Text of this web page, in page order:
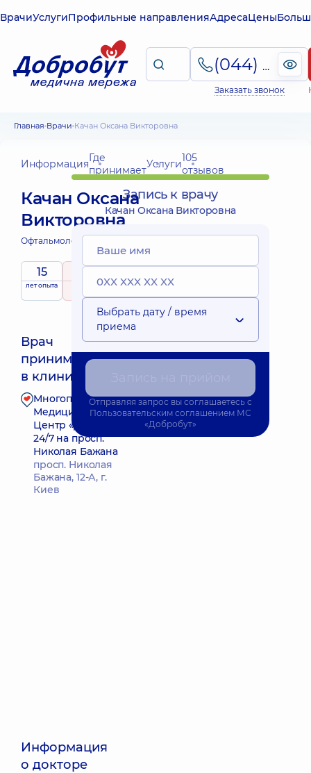
ВрачиУслугиПрофильные направленияАдресаЦены
(044) 495-2-888
Заказать звонок
Главная Врачи Качан Оксана Викторовна
ИнформацияГде
принимаетУслуги105
отзывов
Качан Оксана
Викторовна
Офтальмолог;Офтальмолог детский;
15
лет опыта рейтингна основе
принимает
Врач
принимает
в клинике
Ближайшее время приема: Сьогодні о 11:30
Многопрофильный
Медицинский
Центр «Добробут»
24/7 на просп.
Николая Бажана
просп. Николая
Бажана, 12-А, г.
Киев
Запись к врачу
Информация
о докторе
Запись к врачу
Качан Оксана Викторовна
Выбрать дату / время
приема
Отправляя запрос вы соглашаетесь с
Пользовательским соглашением МС
«Добробут»